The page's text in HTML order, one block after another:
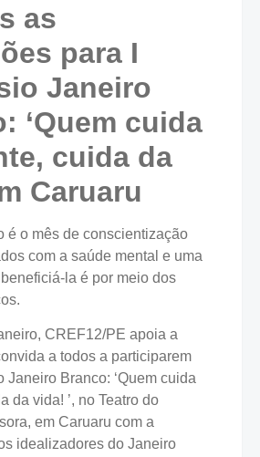
as
para I
Janeiro
‘Quem cuida
cuida da
Caruaru
é o mês de conscientização
com a saúde mental e uma
la é por meio dos
CREF12/PE apoia a
a todos a participarem
Janeiro Branco: ‘Quem cuida
da vida! ’, no Teatro do
em Caruaru com a
idealizadores do Janeiro